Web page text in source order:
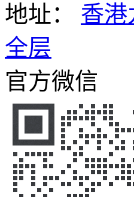
地址： 香港
全层
官方微信